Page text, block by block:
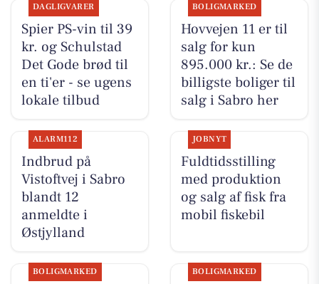
DAGLIGVARER
Spier PS-vin til 39
kr. og Schulstad
Det Gode brød til
en ti'er - se ugens
lokale tilbud
BOLIGMARKED
Hovvejen 11 er til
salg for kun
895.000 kr.: Se de
billigste boliger til
salg i Sabro her
ALARM112
Indbrud på
Vistoftvej i Sabro
blandt 12
anmeldte i
Østjylland
JOBNYT
Fuldtidsstilling
med produktion
og salg af fisk fra
mobil fiskebil
BOLIGMARKED BOLIGMARKED